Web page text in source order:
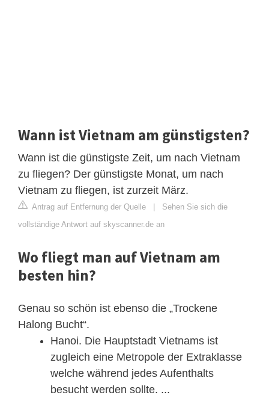
Wann ist Vietnam am günstigsten?
Wann ist die günstigste Zeit, um nach Vietnam
zu fliegen? Der günstigste Monat, um nach
Vietnam zu fliegen, ist zurzeit März.
Antrag auf Entfernung der Quelle
Sehen Sie sich die
vollständige Antwort auf skyscanner.de an
Wo fliegt man auf Vietnam am
besten hin?
Genau so schön ist ebenso die „Trockene
Halong Bucht“.
Hanoi. Die Hauptstadt Vietnams ist
zugleich eine Metropole der Extraklasse
welche während jedes Aufenthalts
besucht werden sollte. ...